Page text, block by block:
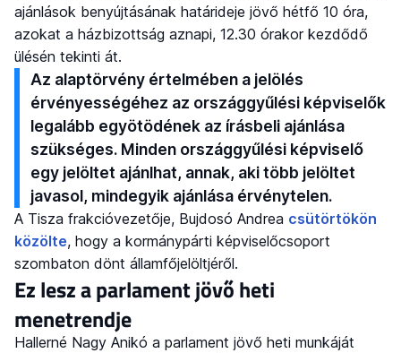
ajánlások benyújtásának határideje jövő hétfő 10 óra,
azokat a házbizottság aznapi, 12.30 órakor kezdődő
ülésén tekinti át.
Az alaptörvény értelmében a jelölés
érvényességéhez az országgyűlési képviselők
legalább egyötödének az írásbeli ajánlása
szükséges. Minden országgyűlési képviselő
egy jelöltet ajánlhat, annak, aki több jelöltet
javasol, mindegyik ajánlása érvénytelen.
A Tisza frakcióvezetője, Bujdosó Andrea csütörtökön
közölte, hogy a kormánypárti képviselőcsoport
szombaton dönt államfőjelöltjéről.
Ez lesz a parlament jövő heti
menetrendje
Hallerné Nagy Anikó a parlament jövő heti munkáját